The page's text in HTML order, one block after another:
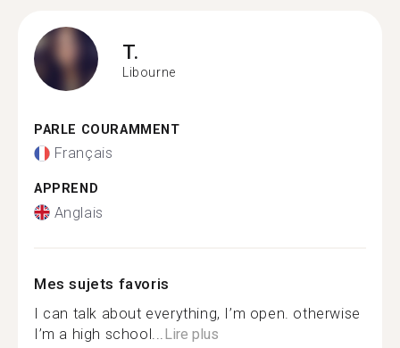
T.
Libourne
PARLE COURAMMENT
Français
APPREND
Anglais
Mes sujets favoris
I can talk about everything, I’m open. otherwise
I’m a high school... Lire plus